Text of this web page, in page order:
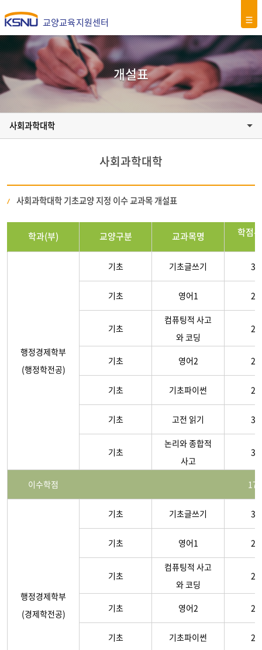
교양교육지원센터
개설표
사회과학대학
사회과학대학
사회과학대학 기초교양 지정 이수 교과목 개설표
학과(부) 교양구분 교과목명 학점-
행정경제학부
(행정학전공)
기초 기초글쓰기 3-
기초 영어1 2-
기초
컴퓨팅적 사고
와 코딩
2-
기초 영어2 2-
기초 기초파이썬 2-
기초 고전 읽기 3-
기초
논리와 종합적
사고
3-
이수학점 17
행정경제학부
(경제학전공)
기초 기초글쓰기 3-
기초 영어1 2-
기초
컴퓨팅적 사고
와 코딩
2-
기초 영어2 2-
기초 기초파이썬 2-